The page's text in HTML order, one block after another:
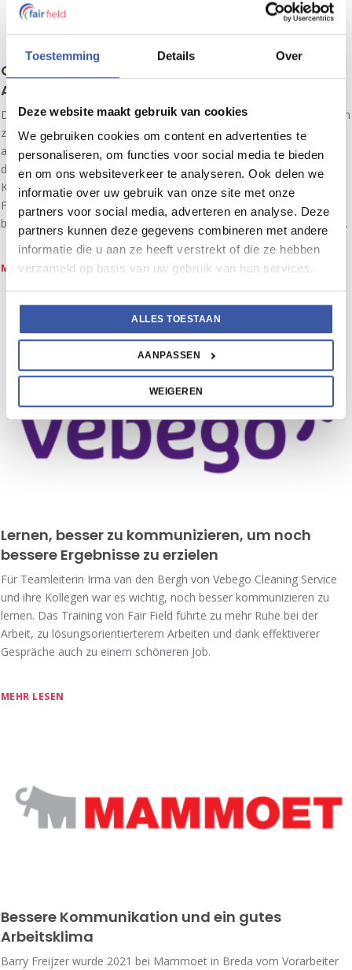
Toestemming Details Over
Deze website maakt gebruik van cookies
We gebruiken cookies om content en advertenties te
personaliseren, om functies voor social media te bieden
en om ons websiteverkeer te analyseren. Ook delen we
informatie over uw gebruik van onze site met onze
partners voor social media, adverteren en analyse. Deze
partners kunnen deze gegevens combineren met andere
informatie die u aan ze heeft verstrekt of die ze hebben
verzameld op basis van uw gebruik van hun services.
ALLES TOESTAAN
AANPASSEN
WEIGEREN
Gute Zusammenarbeit und eine positive
Atmosphäre
Die kürzlich erfolgte Einführung eines mittleren Managements schien
zwar vielversprechend, war aber noch kein Erfolg. Das änderte sich,
als in Absprache mit dem Managementteam Fair-Field-Coaches in
den Betrieben eingeführt wurden. Dank der Bemühungen von Heinz
Kraft und Fair Field herrscht nun eine positive Atmosphäre, die
Fehlzeiten sind drastisch gesunken, das Management kann sich
besser auf seine Aufgaben konzentrieren und die Fabrik läuft besser.
MEHR LESEN
Lernen, besser zu kommunizieren, um noch
bessere Ergebnisse zu erzielen
Für Teamleiterin Irma van den Bergh von Vebego Cleaning Service
und ihre Kollegen war es wichtig, noch besser kommunizieren zu
lernen. Das Training von Fair Field führte zu mehr Ruhe bei der
Arbeit, zu lösungsorientierterem Arbeiten und dank effektiverer
Gespräche auch zu einem schöneren Job.
MEHR LESEN
Bessere Kommunikation und ein gutes
Arbeitsklima
Barry Freijzer wurde 2021 bei Mammoet in Breda vom Vorarbeiter